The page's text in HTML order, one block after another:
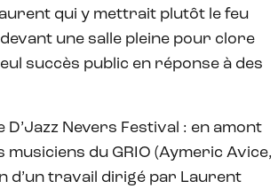
qui y mettrait plutôt le feu
une salle pleine pour clore
succès public en réponse à des
Nevers Festival : en amont
du GRIO (Aymeric Avice,
d’un travail dirigé par Laurent